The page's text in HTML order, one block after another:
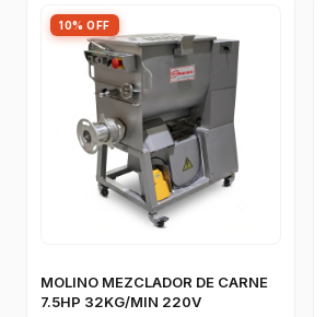
10% OFF
MOLINO MEZCLADOR DE CARNE
7.5HP 32KG/MIN 220V